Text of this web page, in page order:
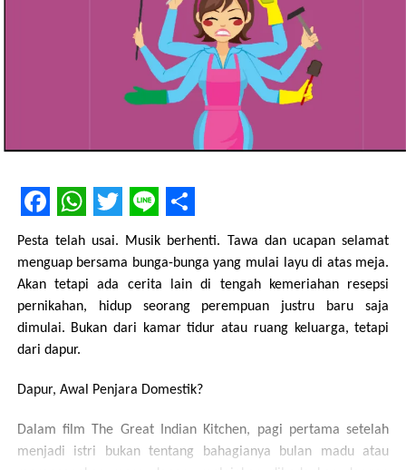
Facebook
WhatsApp
Twitter
LineShare
Pesta telah usai. Musik berhenti. Tawa dan ucapan selamat
menguap bersama bunga-bunga yang mulai layu di atas meja.
Akan tetapi ada cerita lain di tengah kemeriahan resepsi
pernikahan, hidup seorang perempuan justru baru saja
dimulai. Bukan dari kamar tidur atau ruang keluarga, tetapi
dari dapur.
Dapur, Awal Penjara Domestik?
Dalam film The Great Indian Kitchen, pagi pertama setelah
menjadi istri bukan tentang bahagianya bulan madu atau